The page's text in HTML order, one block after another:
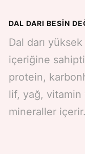
DAL DARI BESIN
Dal darı
içeriğine
protein,
lif, yağ, vitamin
mineraller içerir.